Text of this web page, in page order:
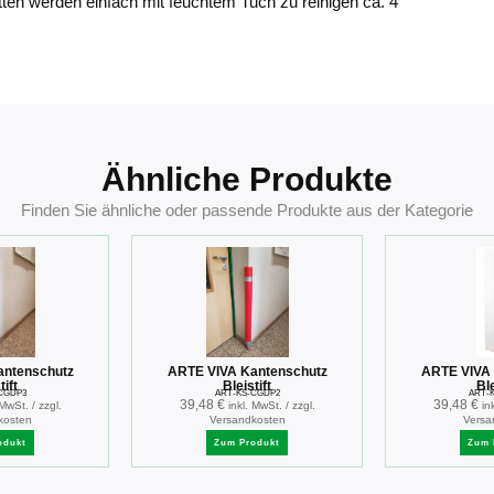
Ähnliche Produkte
Finden Sie ähnliche oder passende Produkte aus der Kategorie
/ zzgl.
ARTE VIVA Kantenschutz
Bleistift
ART-KS-CGDP2
39,48 € inkl. MwSt. / zzgl.
Versandkosten
Zum Produkt
ARTE
ART-
39,48 €
Zum